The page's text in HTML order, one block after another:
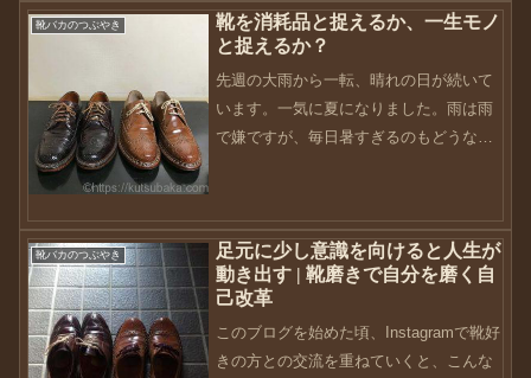
からビジネスリュック...
靴バカのつぶやき
靴を消耗品と捉えるか、一生モノ
と捉えるか？
先週の大雨から一転、晴れの日が続いて
います。一気に夏になりました。雨は雨
で嫌ですが、毎日暑すぎるのもどうなん
補給をして、熱中症にならないように気
をつけたいものです。先日...
靴バカのつぶやき
足元に少し意識を向けると人生が
動き出す | 靴磨きで自分を磨く自
己改革
このブログを始めた頃、Instagramで靴好
きの方との交流を重ねていくと、こんな